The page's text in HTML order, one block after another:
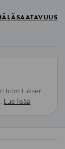
toimituksen
Lue lisää